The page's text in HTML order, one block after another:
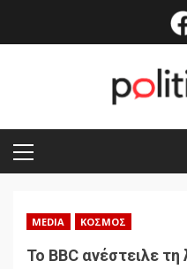
PRIMARY
MENU
MEDIA ΚΌΣΜΟΣ
Το BBC ανέστειλε τη